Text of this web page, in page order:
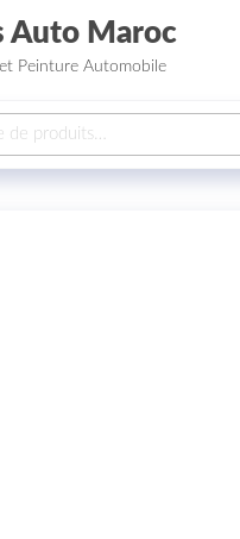
Auto Maroc
Peinture Automobile
pour :